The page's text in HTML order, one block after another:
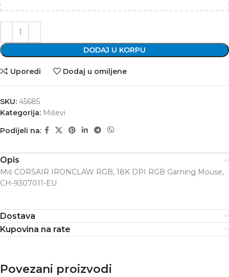
DODAJ U KORPU
Uporedi Dodaj u omiljene
SKU: 45685
Kategorija: Miševi
Podijeli na:
Opis
Miš CORSAIR IRONCLAW RGB, 18K DPI RGB Gaming Mouse,
CH-9307011-EU
Dostava
Kupovina na rate
Povezani proizvodi